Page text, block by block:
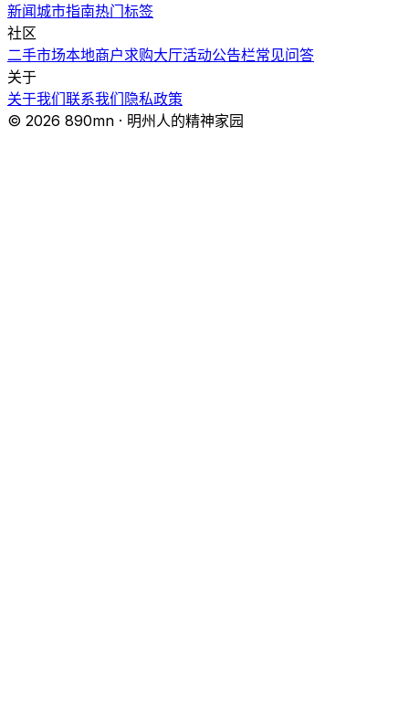
新闻城市指南热门标签
社区
二手市场本地商户求购大厅活动公告栏常见问答
关于
关于我们联系我们隐私政策
© 2026 890mn · 明州人的精神家园